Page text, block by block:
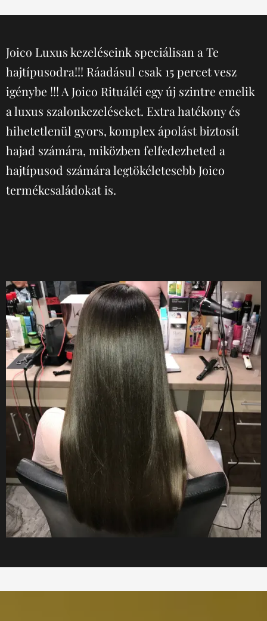
Joico Luxus kezeléseink speciálisan a Te
hajtípusodra!!! Ráadásul csak 15 percet vesz
igénybe !!! A Joico Rituáléi egy új szintre emelik
a luxus szalonkezeléseket. Extra hatékony és
hihetetlenül gyors, komplex ápolást biztosít
hajad számára, miközben felfedezheted a
hajtípusod számára legtökéletesebb Joico
termékcsaládokat is.